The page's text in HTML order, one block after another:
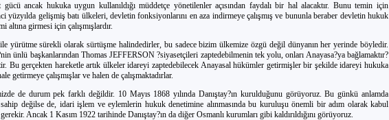
gücü ancak hukuka uygun kullanıldığı müddetçe yönetilenler açısından faydalı bir hal alacaktır. Bunu temin için
yüzyılda gelişmiş batı ülkeleri, devletin fonksiyonlarını en aza indirmeye çalışmış ve bununla beraber devletin hukuk
altına girmesi için çalışmışlardır.
yürütme sürekli olarak sürtüşme halindedirler, bu sadece bizim ülkemize özgü değil dünyanın her yerinde böyledir.
ünlü başkanlarından Thomas JEFFERSON ?siyasetçileri zaptedebilmenin tek yolu, onları Anayasa?ya bağlamaktır?
Bu gerçekten hareketle artık ülkeler idareyi zaptedebilecek Anayasal hükümler getirmişler bir şekilde idareyi hukuka
getirmeye çalışmışlar ve halen de çalışmaktadırlar.
de durum pek farklı değildir. 10 Mayıs 1868 yılında Danıştay?ın kurulduğunu görüyoruz. Bu günkü anlamda
değilse de, idari işlem ve eylemlerin hukuk denetimine alınmasında bu kuruluşu önemli bir adım olarak kabul
Ancak 1 Kasım 1922 tarihinde Danıştay?ın da diğer Osmanlı kurumları gibi kaldırıldığını görüyoruz.